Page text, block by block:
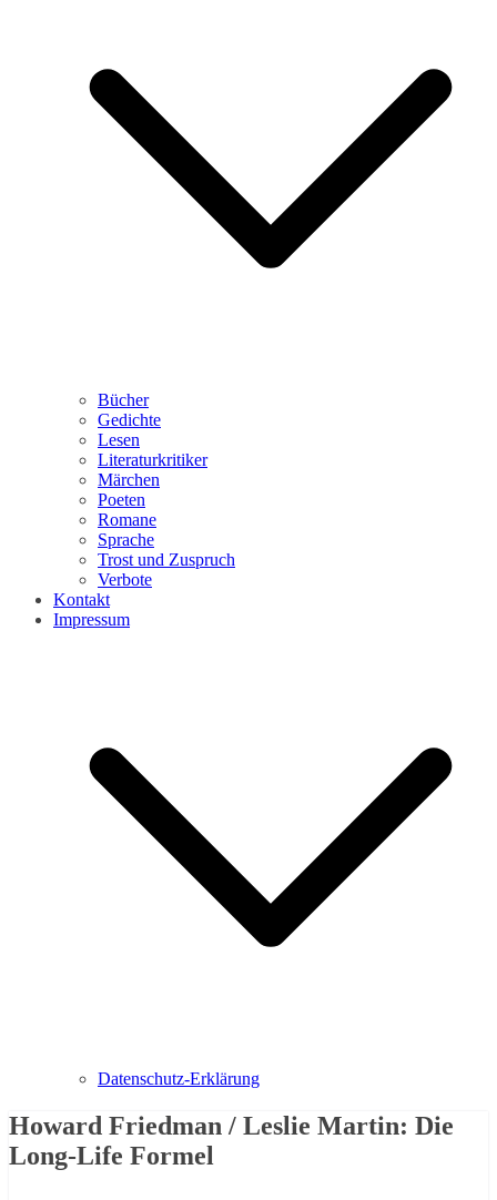
Bücher
Gedichte
Lesen
Literaturkritiker
Märchen
Poeten
Romane
Sprache
Trost und Zuspruch
Verbote
Kontakt
Impressum
Datenschutz-Erklärung
Howard Friedman / Leslie Martin: Die
Long-Life Formel